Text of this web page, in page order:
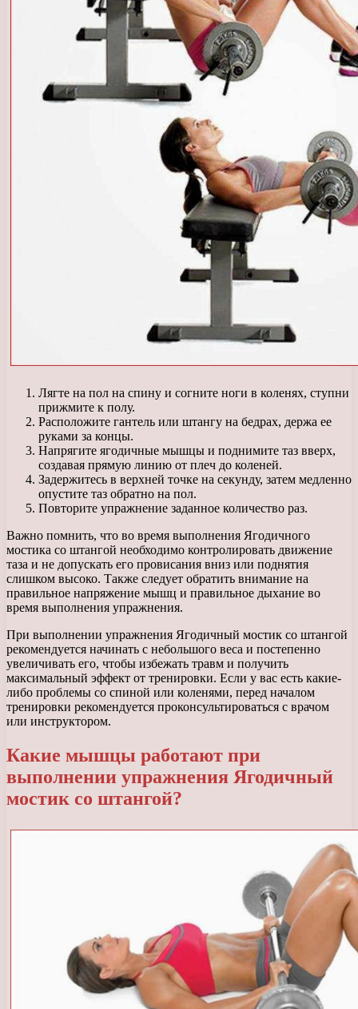
Лягте на пол на спину и согните ноги в коленях, ступни
прижмите к полу.
Расположите гантель или штангу на бедрах, держа ее
руками за концы.
Напрягите ягодичные мышцы и поднимите таз вверх,
создавая прямую линию от плеч до коленей.
Задержитесь в верхней точке на секунду, затем медленно
опустите таз обратно на пол.
Повторите упражнение заданное количество раз.
Важно помнить, что во время выполнения Ягодичного
мостика со штангой необходимо контролировать движение
таза и не допускать его провисания вниз или поднятия
слишком высоко. Также следует обратить внимание на
правильное напряжение мышц и правильное дыхание во
время выполнения упражнения.
При выполнении упражнения Ягодичный мостик со штангой
рекомендуется начинать с небольшого веса и постепенно
увеличивать его, чтобы избежать травм и получить
максимальный эффект от тренировки. Если у вас есть какие-
либо проблемы со спиной или коленями, перед началом
тренировки рекомендуется проконсультироваться с врачом
или инструктором.
Какие мышцы работают при
выполнении упражнения Ягодичный
мостик со штангой?